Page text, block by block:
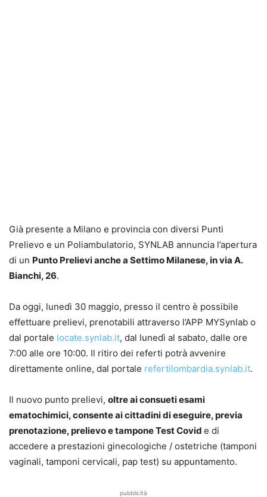
Già presente a Milano e provincia con diversi Punti
Prelievo e un Poliambulatorio, SYNLAB annuncia l’apertura
di un Punto Prelievianche a Settimo Milanese,in via A.
Bianchi, 26.
Da oggi, lunedì 30 maggio, presso il centro è possibile
effettuare prelievi, prenotabili attraverso l’APP MYSynlab o
dal portale locate.synlab.it, dal lunedì al sabato, dalle ore
7:00 alle ore 10:00. Il ritiro dei referti potrà avvenire
direttamente online, dal portale refertilombardia.synlab.it.
Il nuovo punto prelievi, oltre ai consueti esami
ematochimici, consente ai cittadini di eseguire, previa
prenotazione, prelievo e tampone Test Covid e di
accedere a prestazioni ginecologiche / ostetriche (tamponi
vaginali, tamponi cervicali, pap test) su appuntamento.
pubblicità